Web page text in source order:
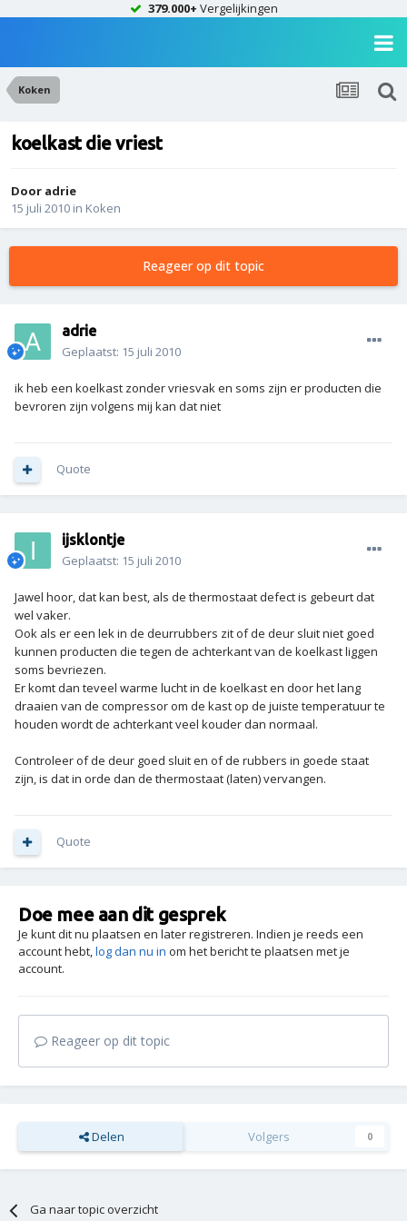
379.000+ Vergelijkingen
Koken
koelkast die vriest
Door adrie
15 juli 2010 in Koken
Reageer op dit topic
adrie
Geplaatst: 15 juli 2010
ik heb een koelkast zonder vriesvak en soms zijn er producten die
bevroren zijn volgens mij kan dat niet
Quote
ijsklontje
Geplaatst: 15 juli 2010
Jawel hoor, dat kan best, als de thermostaat defect is gebeurt dat
wel vaker.
Ook als er een lek in de deurrubbers zit of de deur sluit niet goed
kunnen producten die tegen de achterkant van de koelkast liggen
soms bevriezen.
Er komt dan teveel warme lucht in de koelkast en door het lang
draaien van de compressor om de kast op de juiste temperatuur te
houden wordt de achterkant veel kouder dan normaal.
Controleer of de deur goed sluit en of de rubbers in goede staat
zijn, is dat in orde dan de thermostaat (laten) vervangen.
Quote
Doe mee aan dit gesprek
Je kunt dit nu plaatsen en later registreren. Indien je reeds een
account hebt,log dan nu in om het bericht te plaatsen met je
account.
Reageer op dit topic
Delen Volgers 0
Ga naar topic overzicht